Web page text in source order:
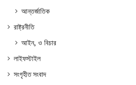
আন্তর্জাতিক
রাষ্ট্রনীতি
আইন, ও বিচার
লাইফস্টাইল
সংগৃহীত সংবাদ